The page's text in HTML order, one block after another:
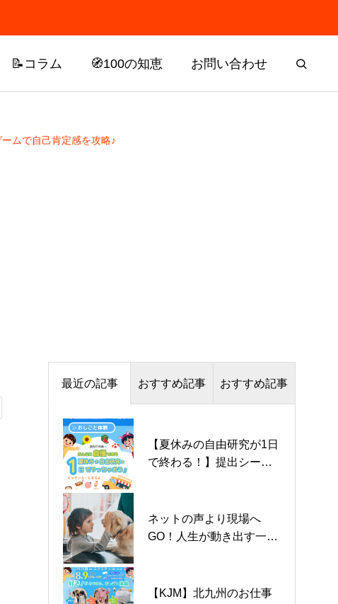
📝コラム 🧭100の知恵 お問い合わせ
ムで自己肯定感を攻略♪
最近の記事 おすすめ記事 おすすめ記事
【夏休みの自由研究が1日
で終わる！】提出シート
ニア・マイスター2026夏
ネットの声より現場へ
GO！人生が動き出す一次
【KJM】北九州のお仕事
【KJM】北九州のお仕事
体験参加申込受付中🚀北
借金返済のために始めた
仕事が行政紹介で広がっ
プロが脳をクリアに保つ3
【KJM】北九州のお仕事
体験参加申込受付中🚀北
借金返済のために始めた
仕事が行政紹介で広がっ
プロが脳をクリアに保つ3